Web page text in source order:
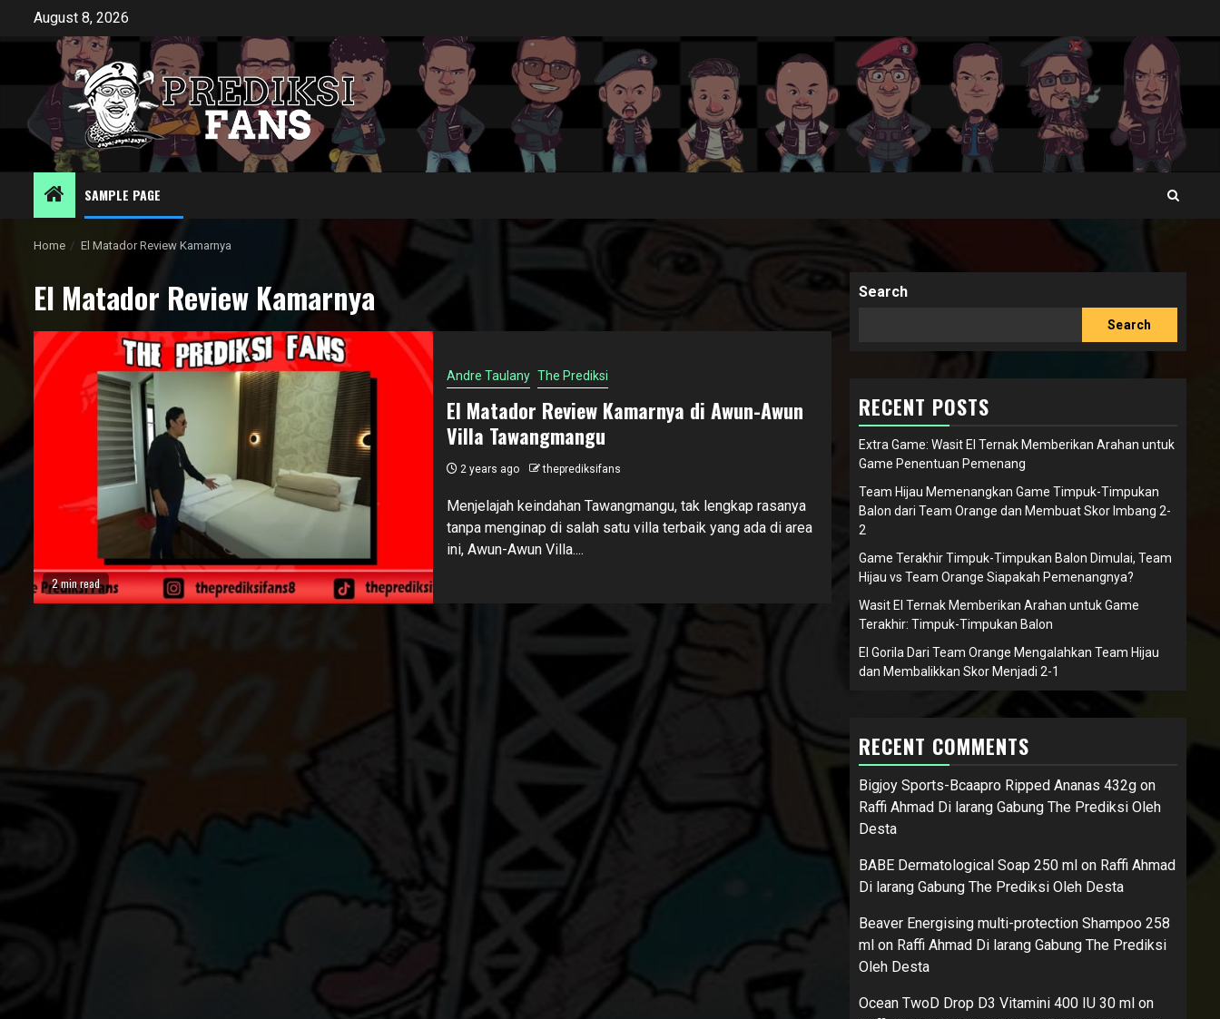
August 8, 2026
SAMPLE PAGE
Home El Matador Review Kamarnya
El Matador Review Kamarnya
2 min read
Andre Taulany The Prediksi
El Matador Review Kamarnya di Awun-Awun
Villa Tawangmangu
2 years ago theprediksifans
Menjelajah keindahan Tawangmangu, tak lengkap rasanya
tanpa menginap di salah satu villa terbaik yang ada di area
ini, Awun-Awun Villa....
Search
Search
RECENT POSTS
Extra Game: Wasit El Ternak Memberikan Arahan untuk
Game Penentuan Pemenang
Team Hijau Memenangkan Game Timpuk-Timpukan
Balon dari Team Orange dan Membuat Skor Imbang 2-
2
Game Terakhir Timpuk-Timpukan Balon Dimulai, Team
Hijau vs Team Orange Siapakah Pemenangnya?
Wasit El Ternak Memberikan Arahan untuk Game
Terakhir: Timpuk-Timpukan Balon
El Gorila Dari Team Orange Mengalahkan Team Hijau
dan Membalikkan Skor Menjadi 2-1
RECENT COMMENTS
Bigjoy Sports-Bcaapro Ripped Ananas 432g on
Raffi Ahmad Di larang Gabung The Prediksi Oleh
Desta
BABE Dermatological Soap 250 ml on Raffi Ahmad
Di larang Gabung The Prediksi Oleh Desta
Beaver Energising multi-protection Shampoo 258
ml on Raffi Ahmad Di larang Gabung The Prediksi
Oleh Desta
Ocean TwoD Drop D3 Vitamini 400 IU 30 ml on